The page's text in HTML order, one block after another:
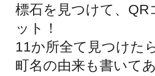
標石を見つけて、
ット！
11か所全て見つけた
町名の由来も書いて